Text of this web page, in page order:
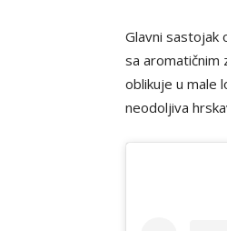
Glavni sastojak
sa aromatičnim
oblikuje u male
neodoljiva